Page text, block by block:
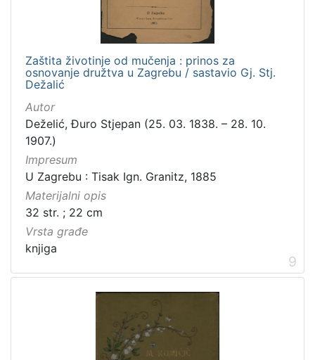
Zaštita životinje od mučenja : prinos za
osnovanje družtva u Zagrebu / sastavio Gj. Stj.
Dežalić
Autor
Deželić, Đuro Stjepan (25. 03. 1838. – 28. 10.
1907.)
Impresum
U Zagrebu : Tisak Ign. Granitz, 1885
Materijalni opis
32 str. ; 22 cm
Vrsta građe
knjiga
9